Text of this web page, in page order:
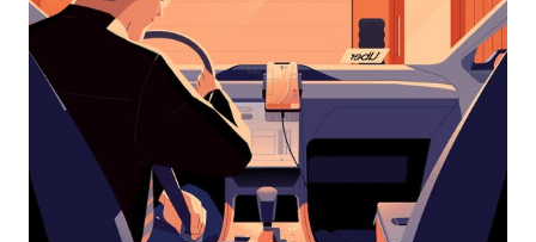
を
操
作
し、
を
選
択